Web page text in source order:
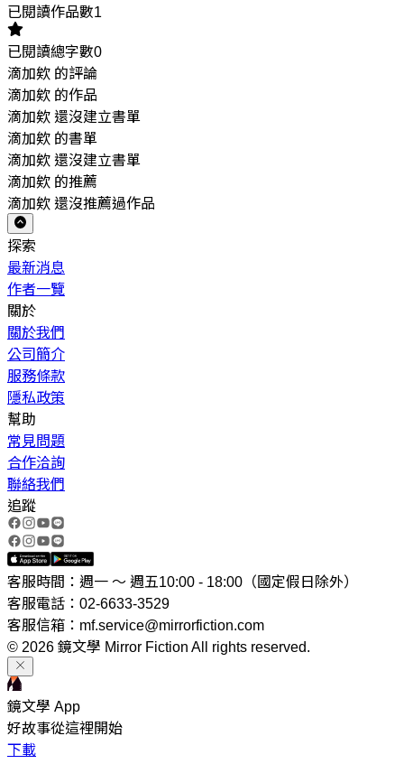
已閱讀作品數1
已閱讀總字數0
滴加欸 的評論
滴加欸 的作品
滴加欸 還沒建立書單
滴加欸 的書單
滴加欸 還沒建立書單
滴加欸 的推薦
滴加欸 還沒推薦過作品
探索
最新消息
作者一覽
關於
關於我們
公司簡介
服務條款
隱私政策
幫助
常見問題
合作洽詢
聯絡我們
追蹤
客服時間：週一 ～ 週五10:00 - 18:00（國定假日除外）
客服電話：02-6633-3529
客服信箱：mf.service@mirrorfiction.com
© 2026 鏡文學 Mirror Fiction All rights reserved.
鏡文學 App
好故事從這裡開始
下載